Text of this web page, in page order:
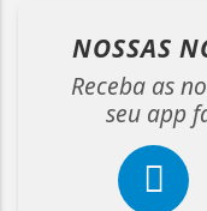
NOSSAS
Receba as
seu app